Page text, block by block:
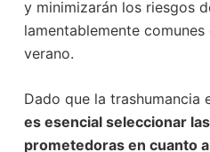
y minimizarán los riesgos
lamentablemente
verano.
Dado que la trashumancia
es esencial seleccionar
prometedoras en cuanto